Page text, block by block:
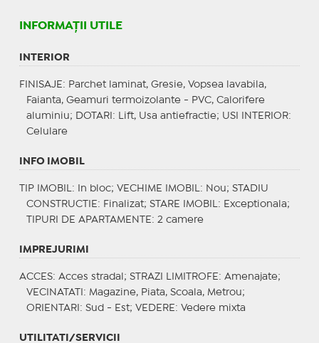
INFORMAŢII UTILE
INTERIOR
FINISAJE : Parchet laminat, Gresie, Vopsea lavabila,
Faianta, Geamuri termoizolante - PVC, Calorifere
aluminiu;
DOTARI : Lift, Usa antiefractie; USI INTERIOR:
Celulare
INFO IMOBIL
TIP IMOBIL : In bloc; VECHIME IMOBIL : Nou; STADIU
CONSTRUCTIE : Finalizat; STARE IMOBIL : Exceptionala;
TIPURI DE APARTAMENTE : 2 camere
IMPREJURIMI
ACCES: Acces stradal; STRAZI LIMITROFE : Amenajate;
VECINATATI : Magazine, Piata, Scoala, Metrou;
ORIENTARI : Sud - Est; VEDERE : Vedere mixta
UTILITATI/SERVICII